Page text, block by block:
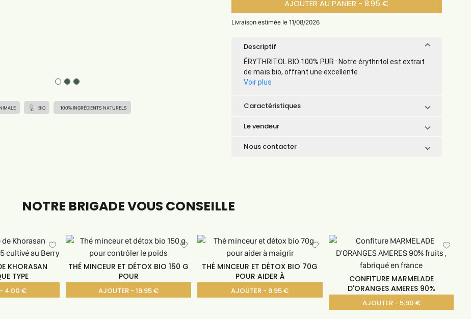
BIO 100% INGRÉDIENTS NATURELS
AJOUTER AU PANIER - 8.95 €
Livraison estimée le 11/08/2026
Descriptif
ÉRYTHRITOL BIO 100% PUR : Notre érythritol est extrait
de maïs bio, offrant une excellente
Voir plus
Caractéristiques
Le vendeur
Nous contacter
NOTRE BRIGADE VOUS CONSEILLE
KHORASAN
TYPE
- 4.00 €
THÉ MINCEUR ET DÉTOX BIO 150 G
POUR
AJOUTER - 19.95 €
THÉ MINCEUR ET DÉTOX BIO 70G
POUR AIDER À
AJOUTER - 9.95 €
CONFITURE MARMELADE
D'ORANGES AMERES 90%
AJOUTER - 5.90 €